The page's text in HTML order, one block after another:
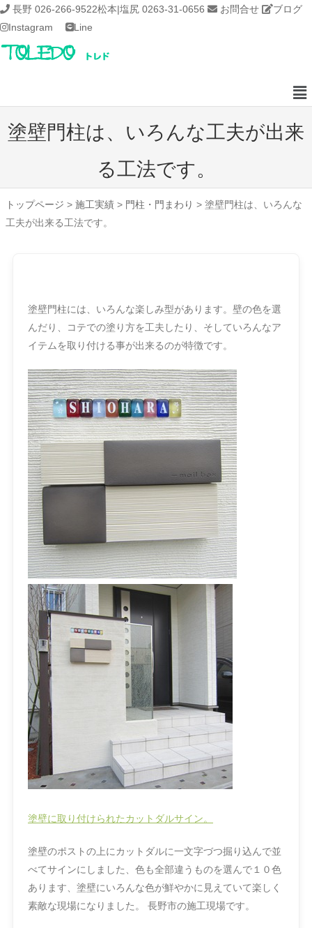
長野 026-266-9522松本|塩尻 0263-31-0656 お問合せ
ブログ
Instagram
Line
塗壁門柱は、いろんな工夫が出来
る工法です。
トップページ > 施工実績 > 門柱・門まわり > 塗壁門柱は、いろんな
工夫が出来る工法です。
塗壁門柱には、いろんな楽しみ型があります。壁の色を選
んだり、コテでの塗り方を工夫したり、そしていろんなア
イテムを取り付ける事が出来るのが特徴です。
塗壁に取り付けられたカットダルサイン。
塗壁のポストの上にカットダルに一文字づつ掘り込んで並
べてサインにしました、色も全部違うものを選んで１０色
あります、塗壁にいろんな色が鮮やかに見えていて楽しく
素敵な現場になりました。 長野市の施工現場です。